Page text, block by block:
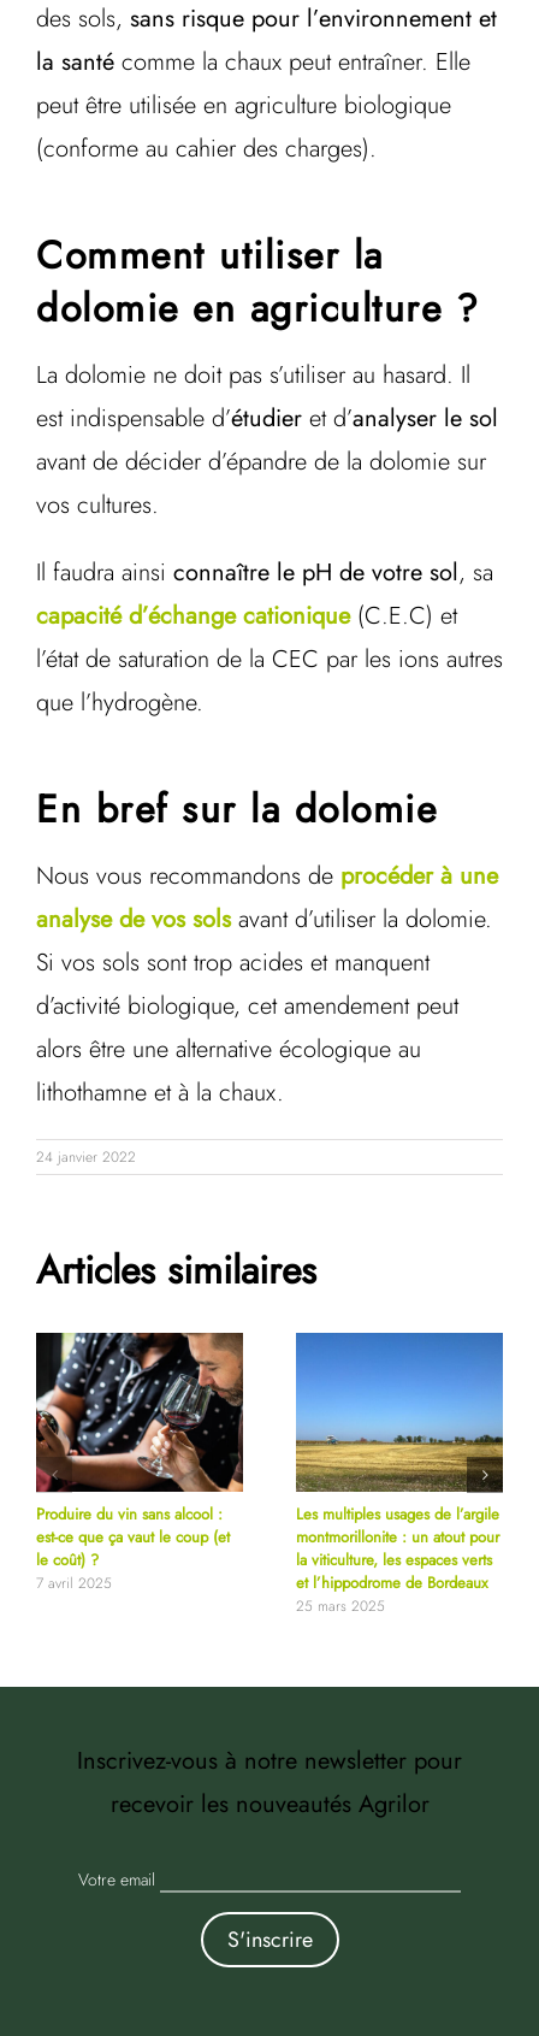
des sols, sans risque pour l’environnement et
la santé comme la chaux peut entraîner. Elle
peut être utilisée en agriculture biologique
(conforme au cahier des charges).
Comment utiliser la
dolomie en agriculture ?
La dolomie ne doit pas s’utiliser au hasard. Il
est indispensable d’étudier et d’analyser le sol
avant de décider d’épandre de la dolomie sur
vos cultures.
Il faudra ainsi connaître le pH de votre sol, sa
capacité d’échange cationique(C.E.C) et
l’état de saturation de la CEC par les ions autres
que l’hydrogène.
En bref sur la dolomie
Nous vous recommandons de procéder à une
analyse de vos solsavant d’utiliser la dolomie.
Si vos sols sont trop acides et manquent
d’activité biologique, cet amendement peut
alors être une alternative écologique au
lithothamne et à la chaux.
24 janvier 2022
Articles similaires
Produire du vin sans alcool :
est-ce que ça vaut le coup (et
le coût) ?
7 avril 2025
Les multiples usages de l’argile
montmorillonite : un atout pour
la viticulture, les espaces verts
et l’hippodrome de Bordeaux
25 mars 2025
Inscrivez-vous à notre newsletter pour
recevoir les nouveautés Agrilor
Votre email